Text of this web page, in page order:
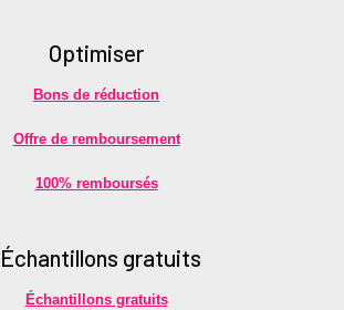
Optimiser
Bons de réduction
Offre de remboursement
100% remboursés
Échantillons gratuits
Échantillons gratuits